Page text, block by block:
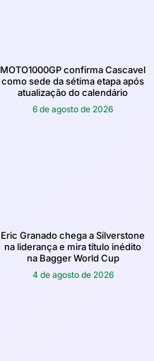
MOTO1000GP confirma Cascavel
como sede da sétima etapa após
atualização do calendário
6 de agosto de 2026
Eric Granado chega a Silverstone
na liderança e mira título inédito
na Bagger World Cup
4 de agosto de 2026